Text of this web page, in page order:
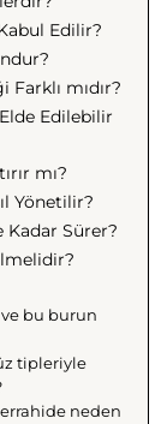
Edilir?
mıdır?
Edilebilir
mı?
Yönetilir?
Kadar Sürer?
bu burun
tipleriyle
neden